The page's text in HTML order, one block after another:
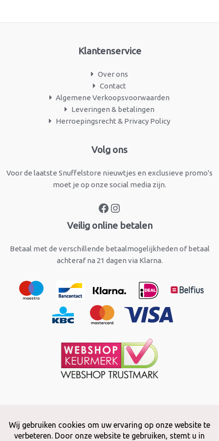
Klantenservice
Over ons
Contact
Algemene Verkoopsvoorwaarden
Leveringen & betalingen
Herroepingsrecht & Privacy Policy
Volg ons
Voor de laatste Snuffelstore nieuwtjes en exclusieve promo's
moet je op onze social media zijn.
Facebook
Veilig online betalen
Betaal met de verschillende betaalmogelijkheden of betaal
achteraf na 21 dagen via Klarna.
Copyright © 2026 Snuffelstore